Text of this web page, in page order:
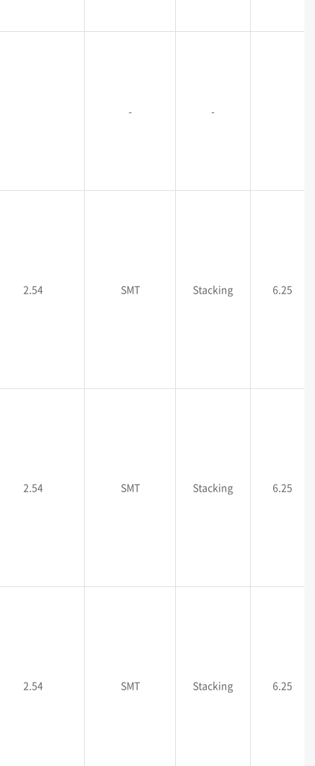
- -
2.54 SMT Stacking 6.25
2.54 SMT Stacking 6.25
2.54 SMT Stacking 6.25